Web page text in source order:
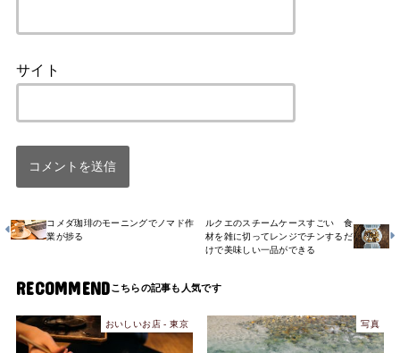
サイト
コメダ珈琲のモーニングでノマド作
業が捗る
ルクエのスチームケースすごい 食
材を雑に切ってレンジでチンするだ
けで美味しい一品ができる
RECOMMEND
おいしいお店 - 東京 写真